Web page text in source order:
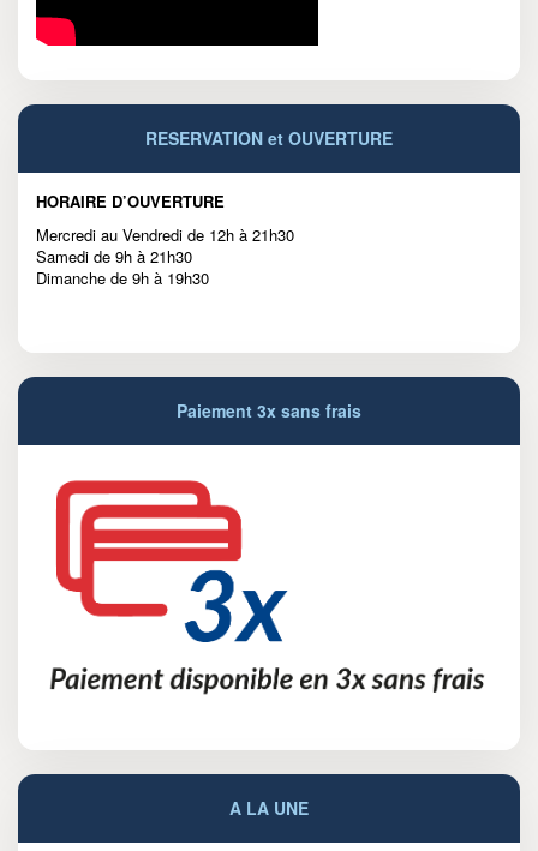
RESERVATION et OUVERTURE
HORAIRE D’OUVERTURE
Mercredi au Vendredi de 12h à 21h30
Samedi de 9h à 21h30
Dimanche de 9h à 19h30
Paiement 3x sans frais
A LA UNE